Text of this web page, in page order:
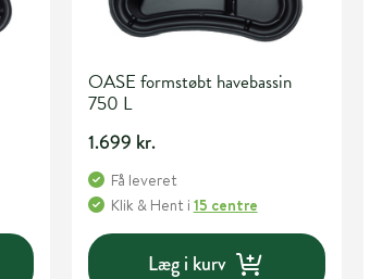
OASE formstøbt havebassin
750 L
1.699 kr.
Få leveret
Klik & Hent i 15 centre
Læg i kurv